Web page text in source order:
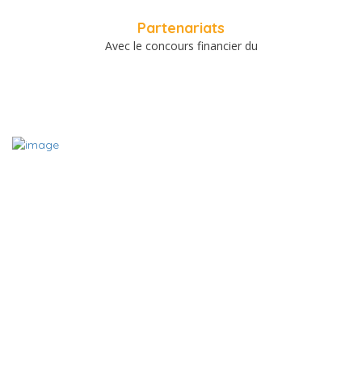
Partenariats
Avec le concours financier du